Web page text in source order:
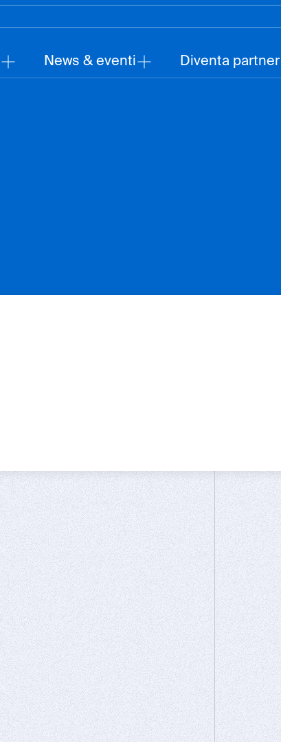
News & eventi Diventa partner